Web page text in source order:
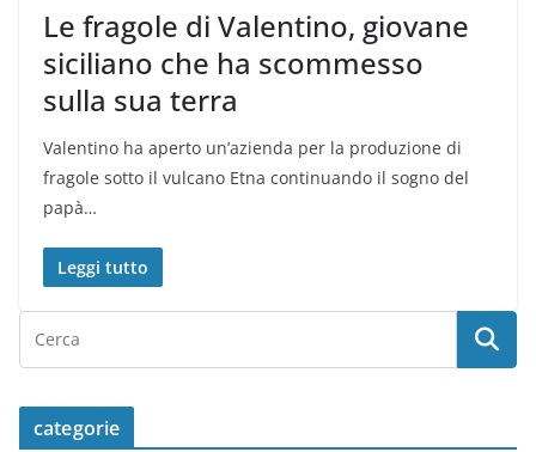
Le fragole di Valentino, giovane
siciliano che ha scommesso
sulla sua terra
Valentino ha aperto un’azienda per la produzione di
fragole sotto il vulcano Etna continuando il sogno del
papà…
Leggi tutto
categorie